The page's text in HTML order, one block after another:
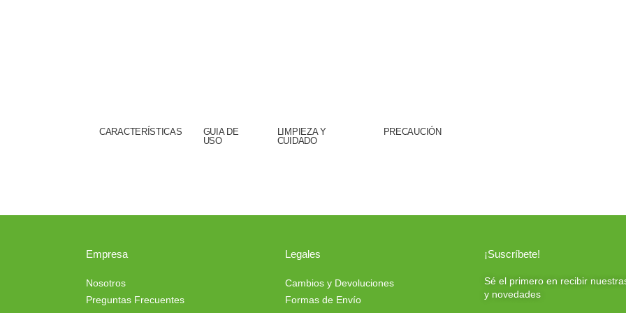
CARACTERÍSTICAS
GUIA DE
USO
LIMPIEZA Y
CUIDADO
PRECAUCIÓN
Empresa
Nosotros
Preguntas Frecuentes
Legales
Cambios y Devoluciones
Formas de Envío
¡Suscríbete!
Sé el primero en recibir
y novedades